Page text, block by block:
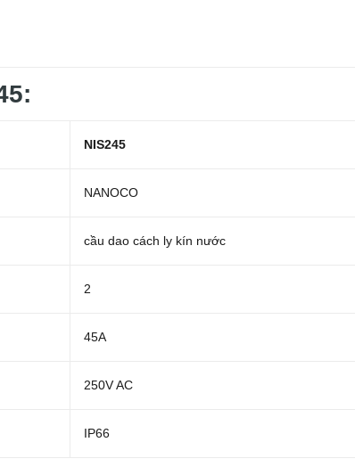
NIS245
NANOCO
cầu dao cách ly kín nước
2
45A
250V AC
IP66